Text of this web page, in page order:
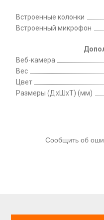
Встроенные колонки
Встроенный микрофон
Веб-камера
Вес
Цвет
Размеры (ДхШхТ) (мм)
Сообщить об